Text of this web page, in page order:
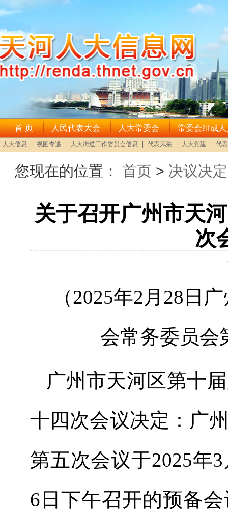
您现在的位置： 首页 > 决议决定
关于召开广州市天
次
（2025年2 月 28 日
会常务委员会
广州市天河区第十
十四次会议决定：广
第五次会议于2025年3
6 日下午召开的预备